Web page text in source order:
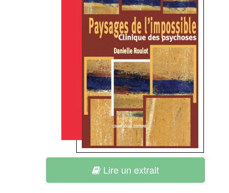
Lire un extrait